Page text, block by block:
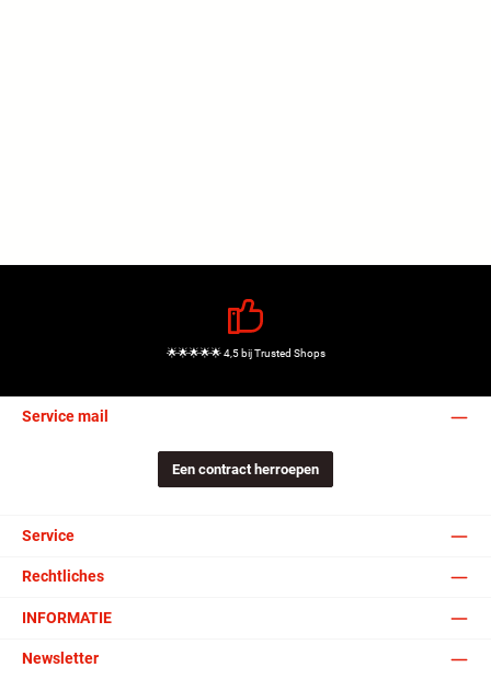
🌟🌟🌟🌟🌟 4,5 bij Trusted Shops
Service mail
Een contract herroepen
Service
Rechtliches
INFORMATIE
Newsletter